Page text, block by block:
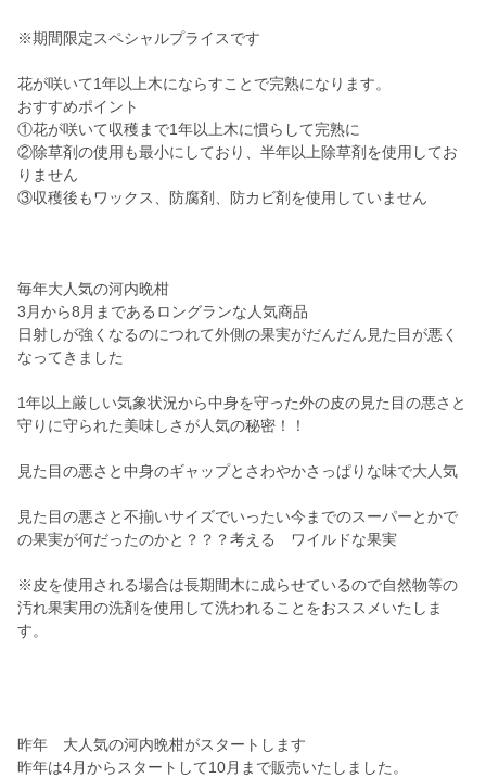
※期間限定スペシャルプライスです
花が咲いて1年以上木にならすことで完熟になります。
おすすめポイント
①花が咲いて収穫まで1年以上木に慣らして完熟に
②除草剤の使用も最小にしており、半年以上除草剤を使用してお
りません
③収穫後もワックス、防腐剤、防カビ剤を使用していません
毎年大人気の河内晩柑
3月から8月まであるロングランな人気商品
日射しが強くなるのにつれて外側の果実がだんだん見た目が悪く
なってきました
1年以上厳しい気象状況から中身を守った外の皮の見た目の悪さと
守りに守られた美味しさが人気の秘密！！
見た目の悪さと中身のギャップとさわやかさっぱりな味で大人気
見た目の悪さと不揃いサイズでいったい今までのスーパーとかで
の果実が何だったのかと？？？考える ワイルドな果実
※皮を使用される場合は長期間木に成らせているので自然物等の
汚れ果実用の洗剤を使用して洗われることをおススメいたしま
す。
昨年 大人気の河内晩柑がスタートします
昨年は4月からスタートして10月まで販売いたしました。